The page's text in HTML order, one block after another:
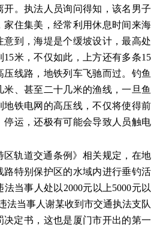
开。执法人员询问得知，该名男子
家住集美，经常利用休息时间来海
意到，海堤是个缓坡设计，最高处
米，不仅如此，上方还有多条15
线路，地铁列车飞驰而过。钓鱼
、甚至二十几米的渔线，一旦鱼
地铁电网的高压线，不仅将使得前
停运，还极有可能会导致人员触电
区轨道交通条例》相关规定，在地
路特别保护区的水域内进行垂钓活
当事人处以2000元以上5000元以
法当事人谢某收到市交通执法支队
决定书，这也是厦门市开出的第一